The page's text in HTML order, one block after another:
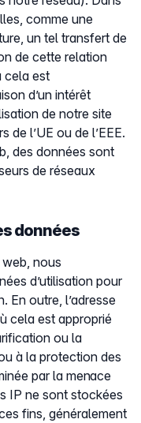
comme une
un tel transfert de
de cette relation
cela est
d’un intérêt
de notre site
de l’UE ou de l’EEE.
des données sont
de réseaux
données
web, nous
d’utilisation pour
En outre, l’adresse
cela est approprié
ou la
à la protection des
par la menace
IP ne sont stockées
fins, généralement